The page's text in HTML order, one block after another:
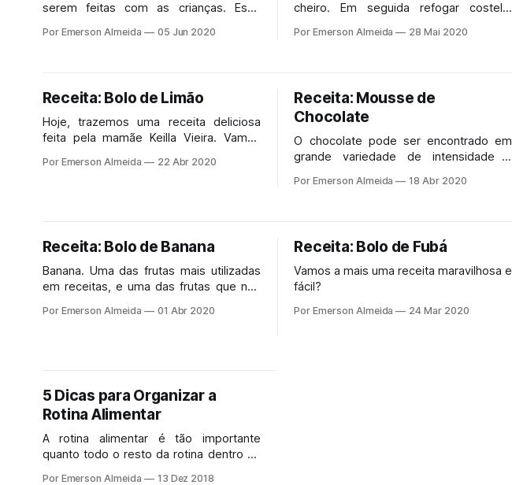
serem feitas com as crianças. Esse
trará muita diversão e aprendizado para
história do leite condensado.
Por Emerson Almeida 05 Jun 2020
cheiro. Em seguida refogar costela.
Por Emerson Almeida 28 Mai 2020
Receita: Bolo de Limão
Hoje, trazemos uma receita deliciosa
feita pela mamãe Keilla Vieira. Vamos
Por Emerson Almeida 22 Abr 2020
Receita: Mousse de
Chocolate
O chocolate pode ser encontrado em
grande variedade de intensidade e
receitas de sobremesa. No artigo
sobre esse alimento.
Por Emerson Almeida 18 Abr 2020
Receita: Bolo de Banana
Banana. Uma das frutas mais utilizadas
em receitas, e uma das frutas que não
Versátil, saborosa e nutritiva. Pode ser
Por Emerson Almeida 01 Abr 2020
Receita: Bolo de Fubá
Vamos a mais uma receita maravilhosa e
fácil?
Por Emerson Almeida 24 Mar 2020
5 Dicas para Organizar a
Rotina Alimentar
A rotina alimentar é tão importante
quanto todo o resto da rotina dentro da
Por Emerson Almeida 13 Dez 2018